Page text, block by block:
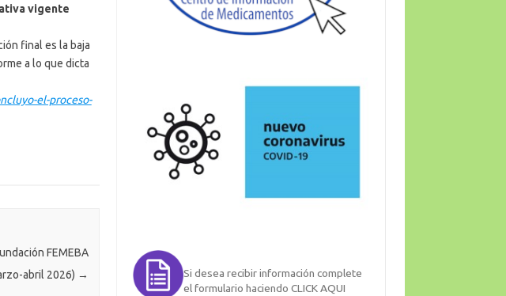
vigente
final es la baja
a lo que dicta
el-proceso-
FEMEBA
abril 2026) →
Si desea recibir información complete
el formulario haciendo CLICK AQUI